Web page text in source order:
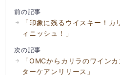
前の記事
「印象に残るウイスキー！
ィニッシュ！」
次の記事
「OMCからカリラのワイン
ターケアンリリース」